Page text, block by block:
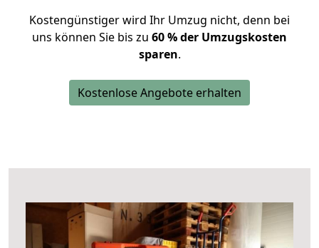
Kostengünstiger wird Ihr Umzug nicht, denn bei
uns können Sie bis zu 60 % der Umzugskosten
sparen.
Kostenlose Angebote erhalten